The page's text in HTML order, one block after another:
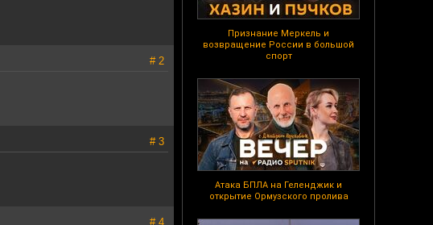
Признание Меркель и
возвращение России в большой
спорт
Атака БПЛА на Геленджик и
открытие Ормузского пролива
# 2
# 3
# 4